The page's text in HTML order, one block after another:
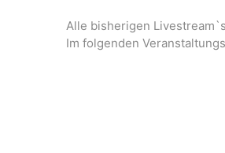
Alle bisherigen
Im folgenden